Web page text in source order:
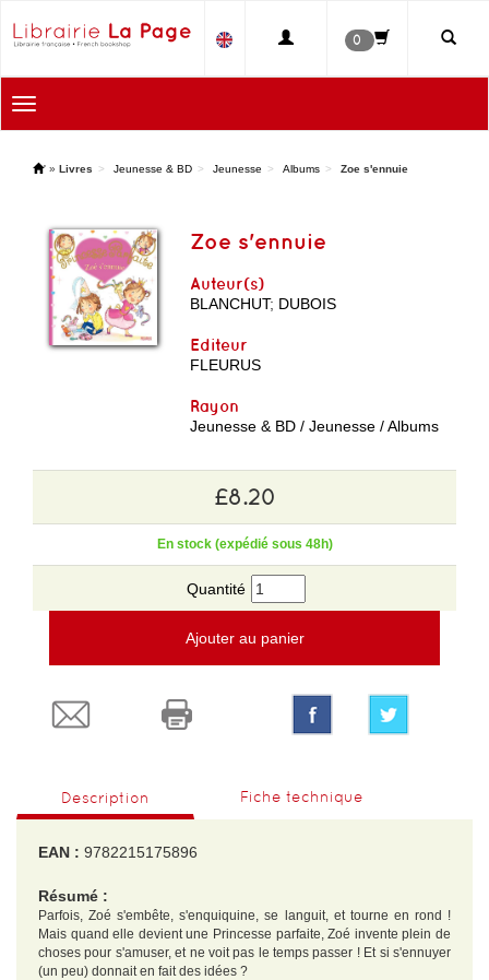
0
Toggle
navigation
' » Livres Jeunesse & BD Jeunesse Albums Zoe s'ennuie
Zoe s'ennuie
Auteur(s)
BLANCHUT; DUBOIS
Editeur
FLEURUS
Rayon
Jeunesse & BD / Jeunesse / Albums
£8.20
En stock (expédié sous 48h)
Quantité
Ajouter au panier
Description Fiche technique
EAN : 9782215175896
Résumé :
Parfois, Zoé s'embête, s'enquiquine, se languit, et tourne en rond !
Mais quand elle devient une Princesse parfaite, Zoé invente plein de
choses pour s'amuser, et ne voit pas le temps passer ! Et si s'ennuyer
(un peu) donnait en fait des idées ?